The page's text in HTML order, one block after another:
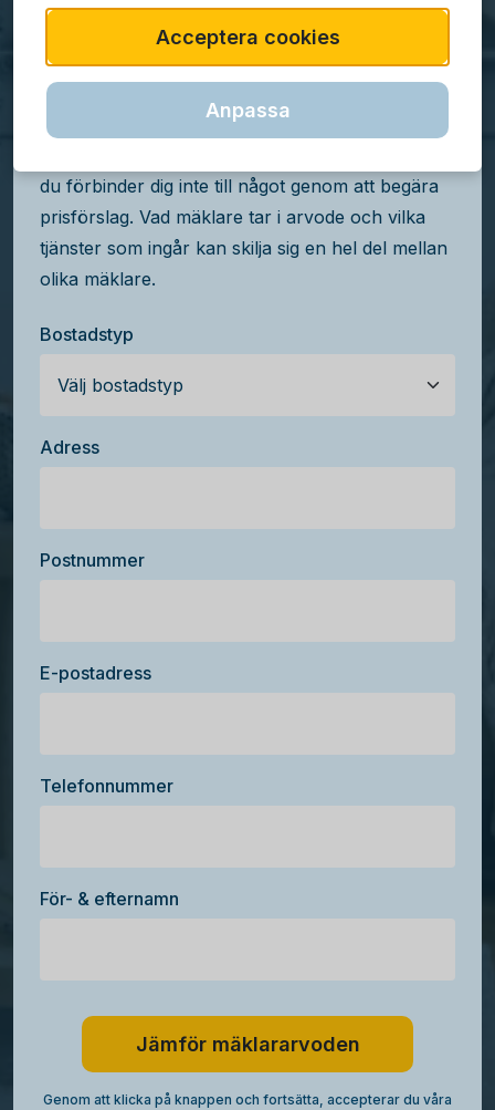
Jämför mäklararvoden i
Viksjö
du förbinder dig inte till något genom att begära
prisförslag. Vad mäklare tar i arvode och vilka
tjänster som ingår kan skilja sig en hel del mellan
olika mäklare.
Bostadstyp
Adress
Postnummer
E-postadress
Telefonnummer
För- & efternamn
Jämför mäklararvoden
Genom att klicka på knappen och fortsätta, accepterar du våra
Acceptera cookies
Anpassa